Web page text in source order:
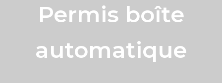
Permis boîte
automatique